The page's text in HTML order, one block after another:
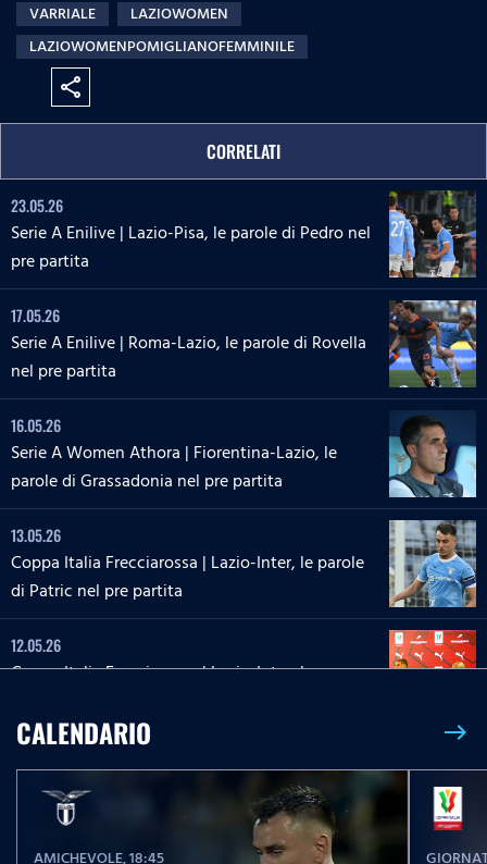
VARRIALE
LAZIOWOMEN
LAZIOWOMENPOMIGLIANOFEMMINILE
share
CORRELATI
23.05.26
Serie A Enilive | Lazio-Pisa, le parole di Pedro nel
pre partita
17.05.26
Serie A Enilive | Roma-Lazio, le parole di Rovella
nel pre partita
16.05.26
Serie A Women Athora | Fiorentina-Lazio, le
parole di Grassadonia nel pre partita
13.05.26
Coppa Italia Frecciarossa | Lazio-Inter, le parole
di Patric nel pre partita
12.05.26
Coppa Italia Frecciarossa | Lazio-Inter, la
Serie A Enilive | Lazio-Inter, le parole di Dele-
Bashiru nel pre partita
CALENDARIO east
AMICHEVOLE, 18:45